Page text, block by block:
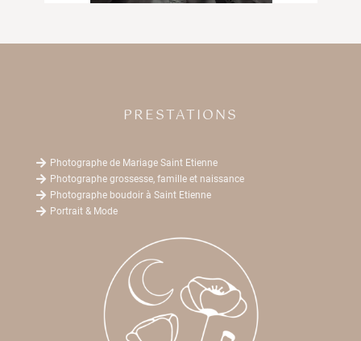
PRESTATIONS
 Photographe de Mariage Saint Etienne
 Photographe grossesse, famille et naissance
 Photographe boudoir à Saint Etienne
 Portrait & Mode